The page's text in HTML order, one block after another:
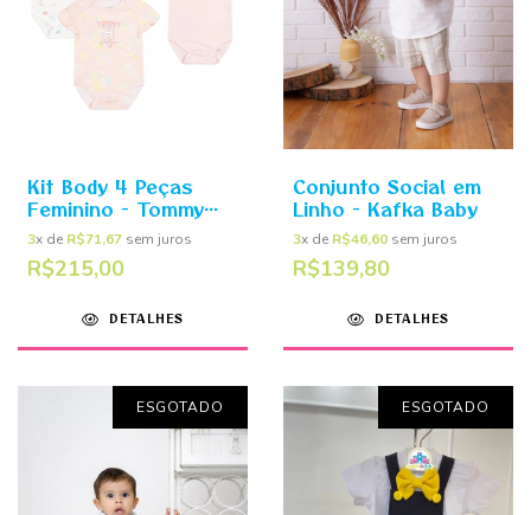
Kit Body 4 Peças
Feminino - Tommy
Hilfiger
3x de R$71,67 sem juros
R$215,00
DETALHES
Conjunto Social em
Linho - Kafka Baby
3x de R$46,60 sem juros
R$139,80
DETALHES
ESGOTADO ESGOTADO